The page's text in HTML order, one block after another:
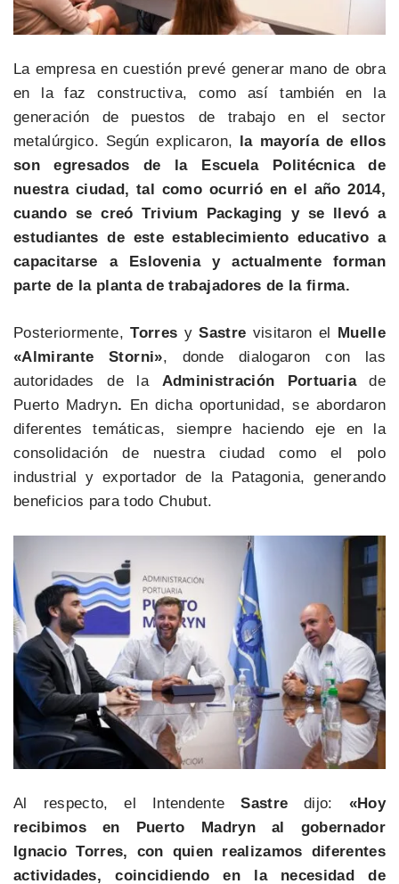
La empresa en cuestión prevé generar mano de obra
en la faz constructiva, como así también en la
generación de puestos de trabajo en el sector
metalúrgico. Según explicaron,
la mayoría de ellos
son egresados de la Escuela Politécnica de
nuestra ciudad, tal como ocurrió en el año 2014,
cuando se creó Trivium Packaging y se llevó a
estudiantes de este establecimiento educativo a
capacitarse a Eslovenia y actualmente forman
parte de la planta de trabajadores de la firma.
Posteriormente,Torres ySastre visitaron el Muelle
«Almirante Storni», donde dialogaron con las
autoridades de la Administración Portuariade
Puerto Madryn. En dicha oportunidad, se abordaron
diferentes temáticas, siempre haciendo eje en la
consolidación de nuestra ciudad como el polo
industrial y exportador de la Patagonia, generando
beneficios para todo Chubut.
Al respecto, el IntendenteSastre dijo: «Hoy
recibimos en Puerto Madryn al gobernador
Ignacio Torres, con quien realizamos diferentes
actividades, coincidiendo en la necesidad de